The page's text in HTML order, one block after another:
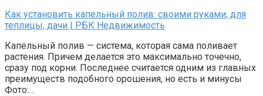
Как установить капельный полив: своими руками, для
теплицы, дачи | РБК Недвижимость
Капельный полив — система, которая сама поливает
растения. Причем делается это максимально точечно,
сразу под корни. Последнее считается одним из главных
преимуществ подобного орошения, но есть и минусы
Фото:…